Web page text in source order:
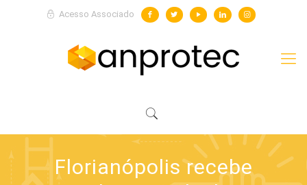
Acesso Associado
Florianópolis recebe